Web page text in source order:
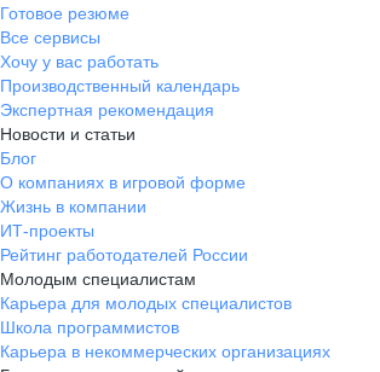
Готовое резюме
Все сервисы
Хочу у вас работать
Производственный календарь
Экспертная рекомендация
Новости и статьи
Блог
О компаниях в игровой форме
Жизнь в компании
ИТ-проекты
Рейтинг работодателей России
Молодым специалистам
Карьера для молодых специалистов
Школа программистов
Карьера в некоммерческих организациях